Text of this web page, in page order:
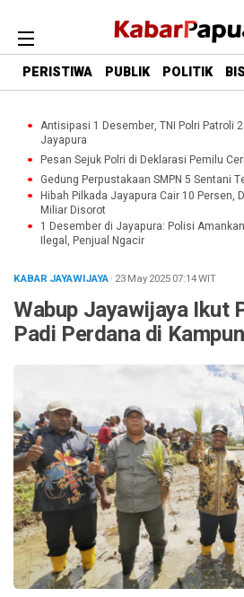
PERISTIWA PUBLIK POLITIK
Antisipasi 1 Desember, TNI Polri Patroli
Jayapura
Pesan Sejuk Polri di Deklarasi Pemilu
Gedung Perpustakaan SMPN 5 Sentani
Hibah Pilkada Jayapura Cair 10 Persen,
Miliar Disorot
1 Desember di Jayapura: Polisi
Ilegal, Penjual Ngacir
KABAR JAYAWIJAYA· 23 May 202507:14WIT
Wabup Jayawijaya Ikut
Padi Perdana di